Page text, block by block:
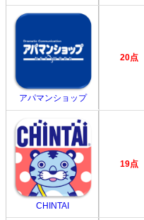
アパマンショップ
20点
CHINTAI
19点